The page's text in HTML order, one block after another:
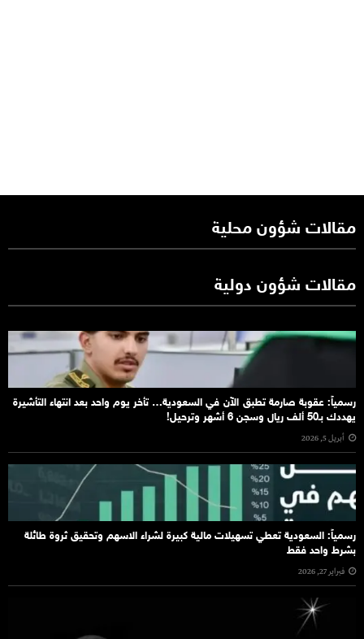
مقالات شؤون محلية
مقالات شؤون دولية
رسمياً: عقوبة صارمة تطبق الآن في السعودية… تأخر يوم واحد بعد انتهاء التأشيرة
يهددك بـ50 ألف ريال وسجن 6 أشهر وترحيل!
أبريل 5, 2026
رسمياً: السعودية تعطي تسهيلات مالية كبيرة لشراء الاسهم وتحقيق ثروة طائلة
بشرط واحد فقط
فبراير 27, 2026